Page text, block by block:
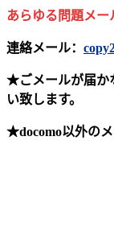
あらゆる問題メー
連絡メール：
★ごメールが届か
い致します。
★docomo以外の